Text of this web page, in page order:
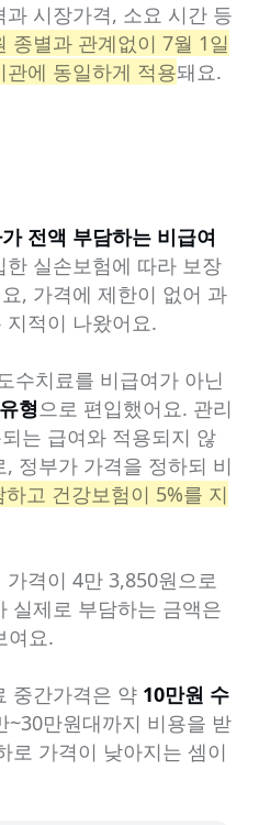
시장가격, 소요 시간 등
종별과 관계없이 7월 1일
에 동일하게 적용돼요.
전액 부담하는 비급여
한 실손보험에 따라 보장
, 가격에 제한이 없어 과
적이 나왔어요.
수치료를 비급여가 아닌
형으로 편입했어요. 관리
는 급여와 적용되지 않
정부가 가격을 정하되 비
고 건강보험이 5%를 지
격이 4만 3,850원으로
실제로 부담하는 금액은
여요.
중간가격은 약 10만원 수
~30만원대까지 비용을 받
로 가격이 낮아지는 셈이